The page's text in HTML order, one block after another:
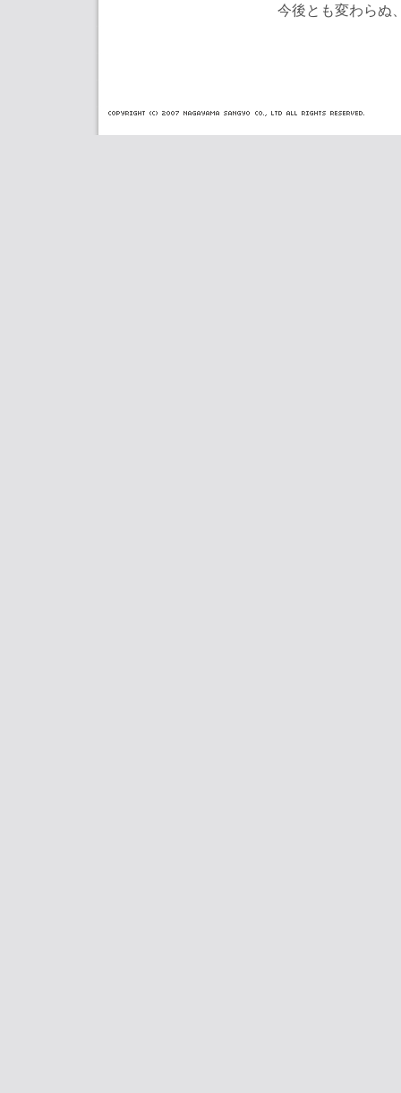
今後とも変わらぬ